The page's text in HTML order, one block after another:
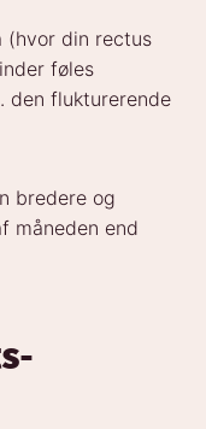
(hvor din rectus
føles
den flukturerende
bredere og
måneden end